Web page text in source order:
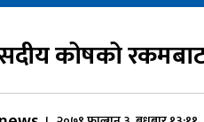
कोषको